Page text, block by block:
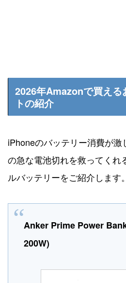
2026年Amazonで買える
トの紹介
iPhoneのバッテリー消費が
の急な電池切れを救ってくれ
ルバッテリーをご紹介します。
Anker Prime Power
200W)